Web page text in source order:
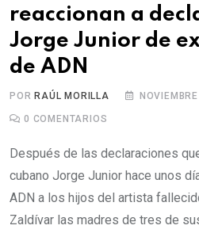
reaccionan a
Jorge Junior de
de ADN
PORRAÚL MORILLA
0 COMENTARIOS
Después de las declaraciones
cubano Jorge Junior hace unos
ADN a los hijos del artista
Zaldívar las madres de tres de